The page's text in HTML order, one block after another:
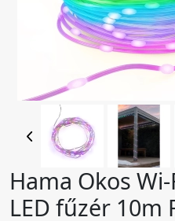
Hama Okos
LED fűzér 10m